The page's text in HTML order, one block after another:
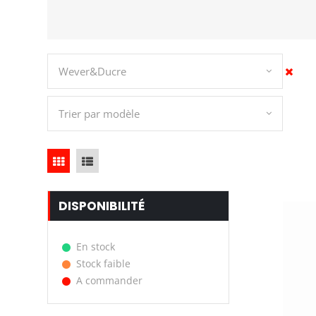
Wever&Ducre
Trier par modèle
DISPONIBILITÉ
En stock
Stock faible
A commander